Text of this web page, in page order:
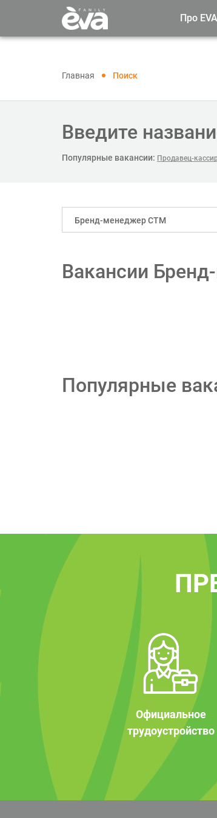
Про EVA
Главная Поиск
Введите
Популярные вакансии: Продавец-
Бренд-менеджер СТМ
Вакансии
Популярные
Официальное
трудоустройство